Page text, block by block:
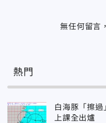
無任何留言
熱門
白海豚「擦
上課全出爐